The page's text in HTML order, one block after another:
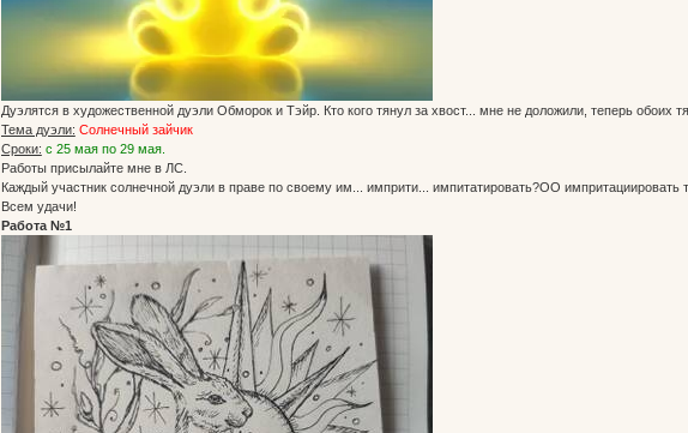
Дуэлятся в художественной дуэли Обморок и Тэйр. Кто кого тянул за хвост... мне не доложили, теперь обоих
Тема дуэли: Солнечный зайчик
Сроки: с 25 мая по 29 мая.
Работы присылайте мне в ЛС.
Каждый участник солнечной дуэли в праве по своему им... имприти... импитатировать?ОО импритациировать
Всем удачи!
Работа №1